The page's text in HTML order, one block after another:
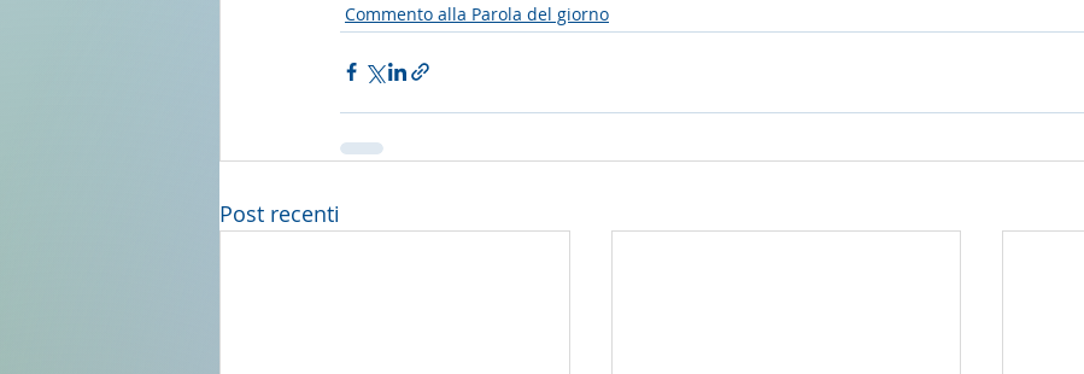
Commento alla Parola del giorno
Post recenti